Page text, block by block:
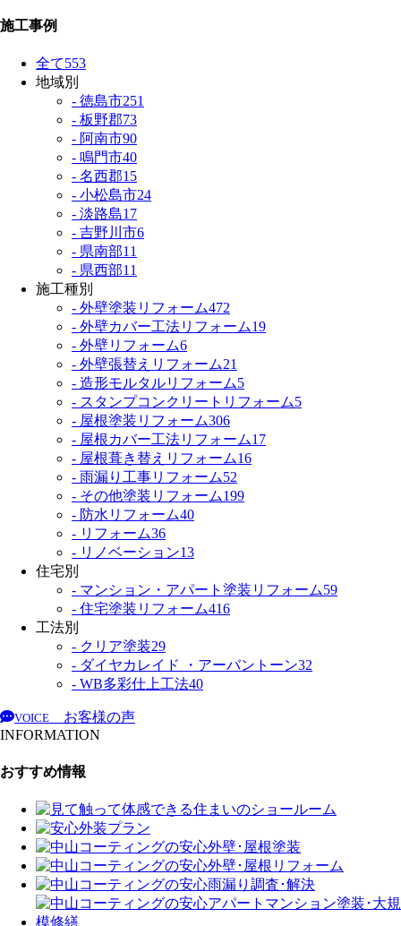
施工事例
全て553
地域別
- 徳島市251
- 板野郡73
- 阿南市90
- 鳴門市40
- 名西郡15
- 小松島市24
- 淡路島17
- 吉野川市6
- 県南部11
- 県西部11
施工種別
- 外壁塗装リフォーム472
- 外壁カバー工法リフォーム19
- 外壁リフォーム6
- 外壁張替えリフォーム21
- 造形モルタルリフォーム5
- スタンプコンクリートリフォーム5
- 屋根塗装リフォーム306
- 屋根カバー工法リフォーム17
- 屋根葺き替えリフォーム16
- 雨漏り工事リフォーム52
- その他塗装リフォーム199
- 防水リフォーム40
- リフォーム36
- リノベーション13
住宅別
- マンション・アパート塗装リフォーム59
- 住宅塗装リフォーム416
工法別
- クリア塗装29
- ダイヤカレイド ・アーバントーン32
- WB多彩仕上工法40
VOICE
お客様の声
INFORMATION
おすすめ情報